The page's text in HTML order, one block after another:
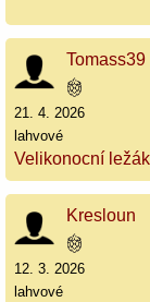
Tomass39
21. 4. 2026
lahvové
Velikonocní
Kresloun
12. 3. 2026
lahvové